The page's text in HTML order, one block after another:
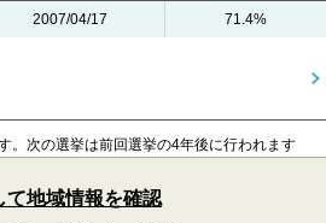
2007/04/17 71.4%
。 次の選挙は前回選挙の4年後に行われます
て地域情報を確認